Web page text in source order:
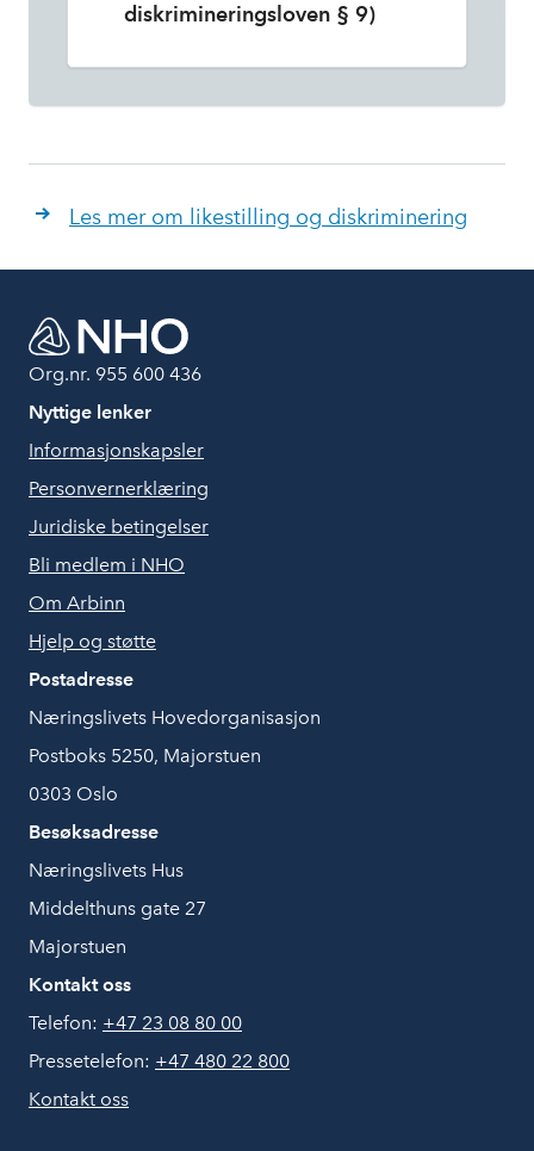
diskrimineringsloven § 9)
Les mer om likestilling og diskriminering
Org.nr. 955 600 436
Nyttige lenker
Informasjonskapsler
Personvernerklæring
Juridiske betingelser
Bli medlem i NHO
Om Arbinn
Hjelp og støtte
Postadresse
Næringslivets Hovedorganisasjon
Postboks 5250, Majorstuen
0303 Oslo
Besøksadresse
Næringslivets Hus
Middelthuns gate 27
Majorstuen
Kontakt oss
Telefon: +47 23 08 80 00
Pressetelefon: +47 480 22 800
Kontakt oss